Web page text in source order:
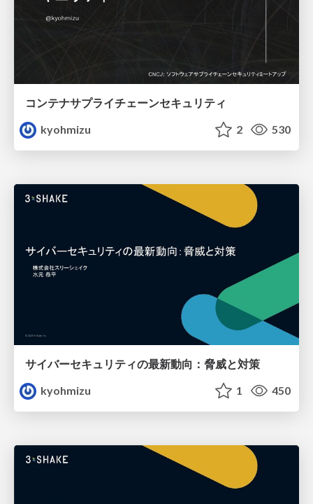
コンテナサプライチェーンセキュリティ
kyohmizu
2 530
サイバーセキュリティの最新動向：脅威と対策
kyohmizu
1 450